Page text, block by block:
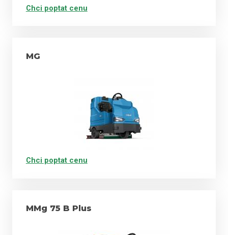
FES - Fimap Energy Saver...optimalizovaná spotřeba
FSS - Fimap Solution Saver...dávkovací systém snižuje
spotřebu vody a čistícího detergentu až o 50 %
FWF - Fimap Water Flow...snižuje spotřebu vody
ECO ON/OFF systém - při zastavení stroje je zastaven
Chci poptat cenu
MG
Chci poptat cenu
MMg 75 B Plus